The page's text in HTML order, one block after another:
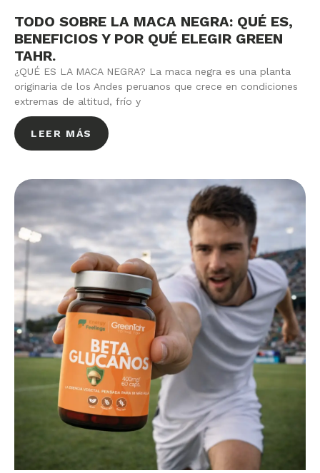
TODO SOBRE LA MACA NEGRA: QUÉ ES,
BENEFICIOS Y POR QUÉ ELEGIR GREEN
TAHR.
¿QUÉ ES LA MACA NEGRA? La maca negra es una planta
originaria de los Andes peruanos que crece en condiciones
extremas de altitud, frío y
LEER MÁS